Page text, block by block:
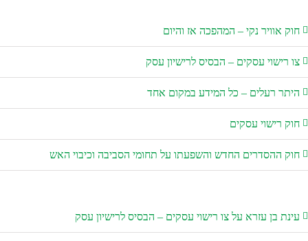
אוויר נקי – המהפכה אז והיום
רישוי עסקים – הבסיס לרישיון עסק
רעלים – כל המידע במקום אחד
רישוי עסקים
ההסדרים החדש והשפעתו על תחומי הסביבה וכיבוי האש
בן עזראעל צו רישוי עסקים – הבסיס לרישיון עסק